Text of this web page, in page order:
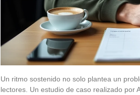
Un ritmo sostenido no solo plantea un
lectores. Un estudio de caso realizado por